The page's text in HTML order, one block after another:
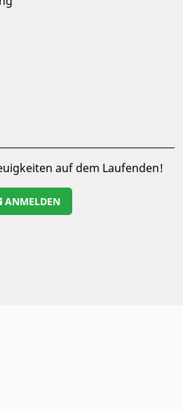
auf dem Laufenden!
ANMELDEN